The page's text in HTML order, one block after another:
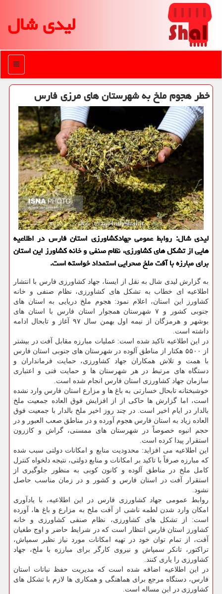
لیدی شال
منو
خطر هجوم ملخ به شهرستان های مرزی فارس
لیدی شال: روابط عمومی جهادكشاورزی استان فارس در اطلاعیه
هایی از تشكل های كشاورزی، نظام صنفی و خانه كشاورز این استان
برای مبارزه با آفت ملخ صحرایی استمداد خواسته است.
به گزارش لیدی شال به نقل از ایسنا، جهاد كشاورزی فارس با انتشار
اطلاعیه ای خطاب به تشكل های كشاورزی، نظام صنفی و خانه
كشاورز این استان، اعلام نمود: هجوم ملخ دریایی به استان های
جنوبی كشور و ۷ شهرستان همجوار استان فارس با استان های
بوشهر و هرمزگان از نیمه اول بهمن سال ۹۷ آغاز و تابحال ادامه
داشته است.
در این اطلاعیه تاكید شده است: عملیات مبارزه مقابل آفت در بیشتر
از ۵۵۰۰ هكتار از مناطق آلوده در شهرستان های جنوبی استان فارس
با همت و تلاش همكاران جهاد كشاورزی، حمایت فرمانداران و
دستگاه های مرتبط در هر شهرستان ها و حمایت فنی و اعتباری
سازمان جهاد كشاورزی استان فارس انجام شده است.
خوشبختانه تابحال خسارتی به باغ ها و مزارع استان فارس وارد نشده
است، اما گزارش ها حاكی از از افزایش فوق العاده جمعیت ملخ
بالدار در ایام اخیر است. در چند روز اخیر ملخ بالدار با جمعیت فوق
العاده زیاد به استان فارس هجوم آورده و در مناطق صعب العبور و در
حجم انبوه خصوصاً در شهرستان های ممسنی، گراش و كازرون
استقرار پیدا كرده است.
این اطلاعیه می افزاید: محدودیت منابع و امكانات دولتی سبب شده
كه مبارزه صرفاً با تاكید بر امكانات و منابع دولتی، نتیجه دلخواه كنترل
كامل ملخ در مناطق آلوده و كانون كوبی به منظور جلوگیری از
استقرار آفت در استان فارس و كشور و در زمان مناسب حاصل
نشود.
روابط عمومی جهاد كشاورزی فارس در این اطلاعیه، با یادآوری
امكان وارد شدن لطمه ناشی از آفت ملخ به مزارع و باغ ها، آورده
است: از تشكل های كشاورزی، نظام صنفی كشاورزی و خانه
كشاورز استان فارس انتظار است كه در شرایط حاضر و اوج طغیان
آفت، از تمام توان خود در تهیه امكانات مورد نیاز نظیر سمپاش،
تراكتور، تانكر سمپاش و نیروی كارگر برای مبارزه با ملخ، جهاد
كشاورزی را یاری كنند.
در این اطلاعیه اضافه شده است كه مدیریت حفظ نباتات استان
فارس، دستگاه مرجع برای هماهنگی و همكاری ها لازم با تشكل های
كشاورزی در این مساله است.